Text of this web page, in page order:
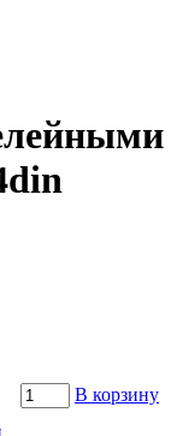
В корзину